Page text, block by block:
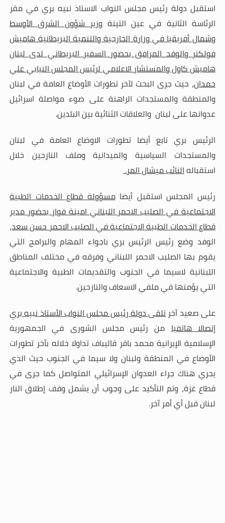
استقبل دولة رئيس مجلس النواب الاستاذ نبيه بري في مقر
الرئاسة الثانية في عين التينة وزير شؤون الشرق الأوسط
وشمال أفريقيا في وزارة الخارجية والتنمية البريطانية هاميش
فولكنر والوفد المرافق بحضور السفير البريطاني لدى لبنان
هاميش كاول والمستشار الاعلامي لرئيس المجلس النيابي علي
حمدان، حيث جرى البحث لآخر تطورات الأوضاع العامة في لبنان
والمنطقة والمستجدات الراهنة على ضوء مواصلة اسرائيل
عدوانها على لبنان والعلاقات الثنائية بين البلدين.
الرئيس بري تابع أيضا تطورات الاوضاع العامة في لبنان
والمستجدات السياسية والميدانية وملف النازحين خلال
استقبالهالنائب ميشال المر.
رئيس المجلس استقبل أيضامسؤولة قطاع الخدمات الطبية
الاجتماعية في الصليب الاحمر اللبناني امينة فواز بحضور مدير
قطاع الخدمات الطبية الاجتماعية في الصليب الاحمر حسن سعد،
الوفد وضع رئيس الرئيس بري باجواء المهام والبرامج التي
يقوم بها الصليب الاحمر اللبناني وفرقه في مختلف المناطق
اللبنانية لاسيما في الجنوب والتقديمات الطبية والاجتماعية
التي يؤمنها في ملفي الاسعاف والنازحين.
على صعيد آخر تلقى دولة رئيس مجلس النواب الأستاذ نبيه بري
إتصالا هاتفيامن رئيس مجلس الشورى في الجمهورية
الإسلامية الإيرانية محمد باقر قاليباف تداولا خلاله بآخر تطورات
الأوضاع في المنطقة ولبنان ولا سيما في الجنوب حيث الذي
يجري هناك جراء العدوان الإسرائيلي المتواصل كما جرى في
قطاع غزة، وتم التأكيد على وجوب أن يشمل وقف إطلاق النار
لبنان قبل أي أمر آخر.